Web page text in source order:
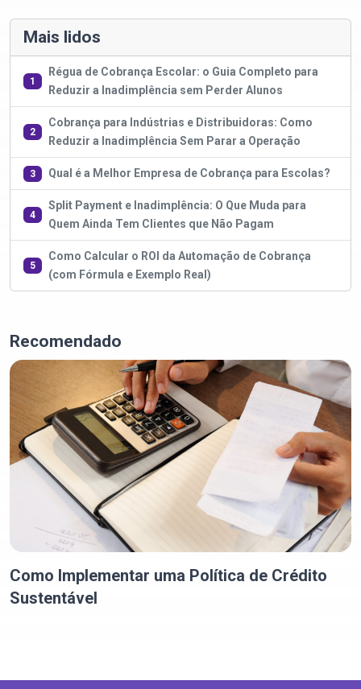
Mais lidos
1
Régua de Cobrança Escolar: o Guia Completo para
Reduzir a Inadimplência sem Perder Alunos
2
Cobrança para Indústrias e Distribuidoras: Como
Reduzir a Inadimplência Sem Parar a Operação
3 Qual é a Melhor Empresa de Cobrança para Escolas?
4
Split Payment e Inadimplência: O Que Muda para
Quem Ainda Tem Clientes que Não Pagam
5
Como Calcular o ROI da Automação de Cobrança
(com Fórmula e Exemplo Real)
Recomendado
Como Implementar uma Política de Crédito
Sustentável